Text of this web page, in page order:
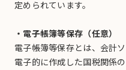
定められています。
・電子帳簿等保存（任意）
電子帳簿等保存とは、会計
電子的に作成した国税関係